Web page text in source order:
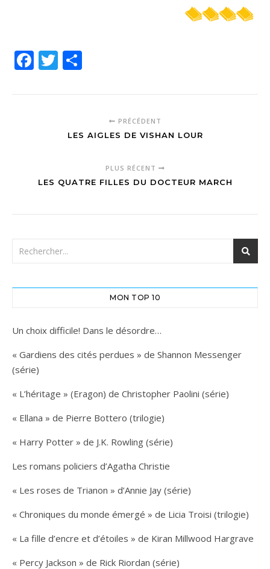
Facebook
Twitter
PRÉCÉDENT
LES AIGLES DE VISHAN LOUR
PLUS RÉCENT
LES QUATRE FILLES DU DOCTEUR MARCH
MON TOP 10
Un choix difficile! Dans le désordre…
« Gardiens des cités perdues » de Shannon Messenger
(série)
« L’héritage » (Eragon) de Christopher Paolini (série)
« Ellana » de Pierre Bottero (trilogie)
« Harry Potter » de J.K. Rowling (série)
Les romans policiers d’Agatha Christie
« Les roses de Trianon » d’Annie Jay (série)
« Chroniques du monde émergé » de Licia Troisi (trilogie)
« La fille d’encre et d’étoiles » de Kiran Millwood Hargrave
« Percy Jackson » de Rick Riordan (série)